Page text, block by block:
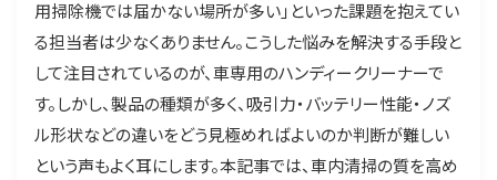
用掃除機では届かない場所が多い」といった課題を抱えてい
る担当者は少なくありません。こうした悩みを解決する手段と
して注目されているのが、車専用のハンディークリーナーで
す。しかし、製品の種類が多く、吸引力・バッテリー性能・ノズ
ル形状などの違いをどう見極めればよいのか判断が難しい
という声もよく耳にします。本記事では、車内清掃の質を高め